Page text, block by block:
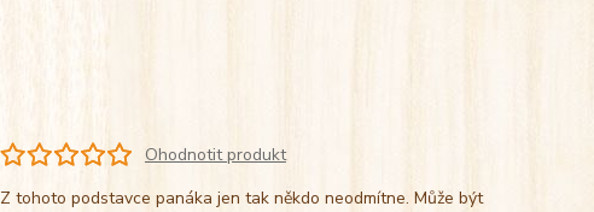
Ohodnotit produkt
Z tohoto podstavce panáka jen tak někdo neodmítne. Může být